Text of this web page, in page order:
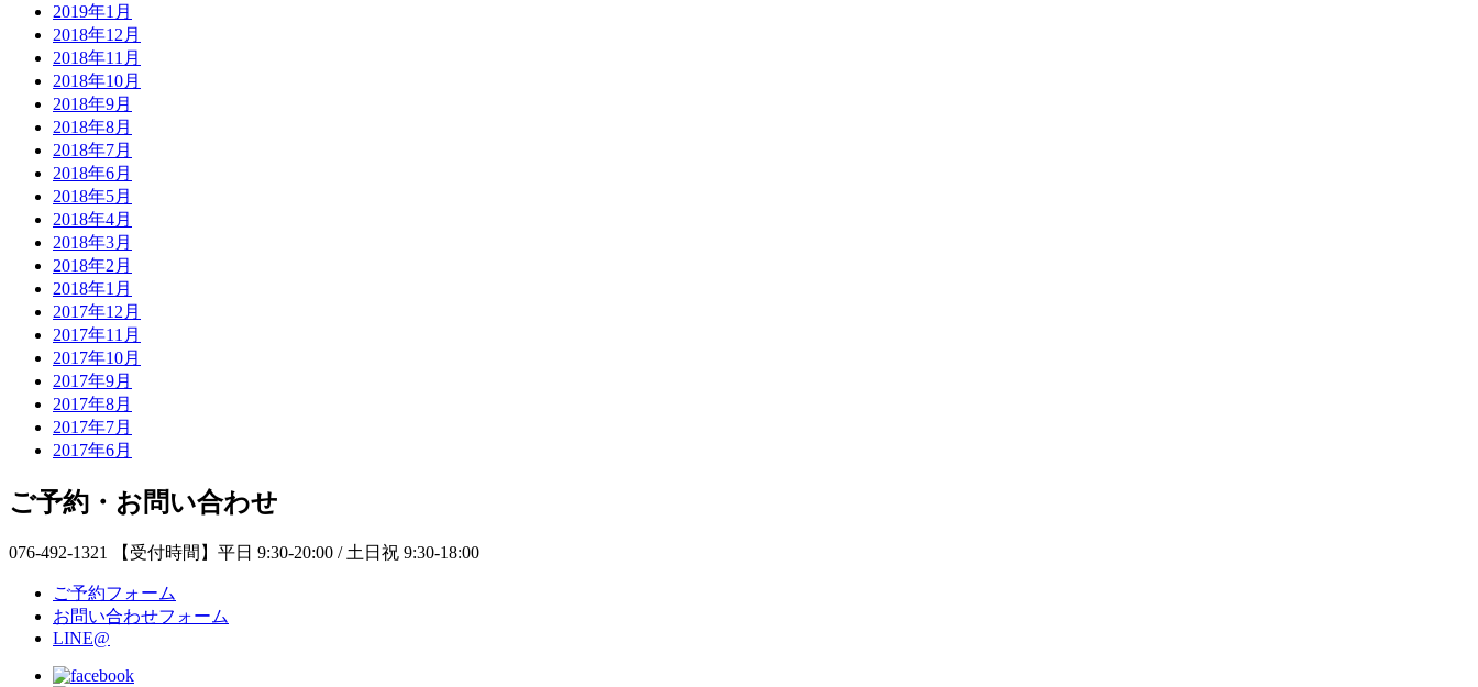
2019年1月
2018年12月
2018年11月
2018年10月
2018年9月
2018年8月
2018年7月
2018年6月
2018年5月
2018年4月
2018年3月
2018年2月
2018年1月
2017年12月
2017年11月
2017年10月
2017年9月
2017年8月
2017年7月
2017年6月
ご予約・お問い合わせ
076-492-1321 【受付時間】平日 9:30-20:00 / 土日祝 9:30-18:00
ご予約フォーム
お問い合わせフォーム
LINE@